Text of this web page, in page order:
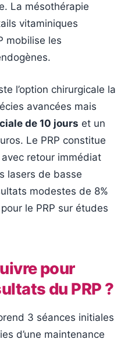
La mésothérapie
vitaminiques
mobilise les
l’option chirurgicale la
avancées mais
de 10 jours et un
Le PRP constitue
retour immédiat
lasers de basse
modestes de 8%
le PRP sur études
pour
du PRP ?
3 séances initiales
d’une maintenance